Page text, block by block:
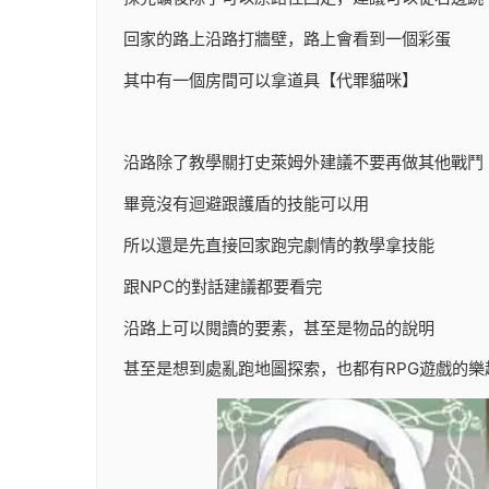
回家的路上沿路打牆壁，路上會看到一個彩蛋
其中有一個房間可以拿道具【代罪貓咪】
沿路除了教學關打史萊姆外建議不要再做其他戰鬥
畢竟沒有迴避跟護盾的技能可以用
所以還是先直接回家跑完劇情的教學拿技能
跟NPC的對話建議都要看完
沿路上可以閱讀的要素，甚至是物品的說明
甚至是想到處亂跑地圖探索，也都有RPG遊戲的樂